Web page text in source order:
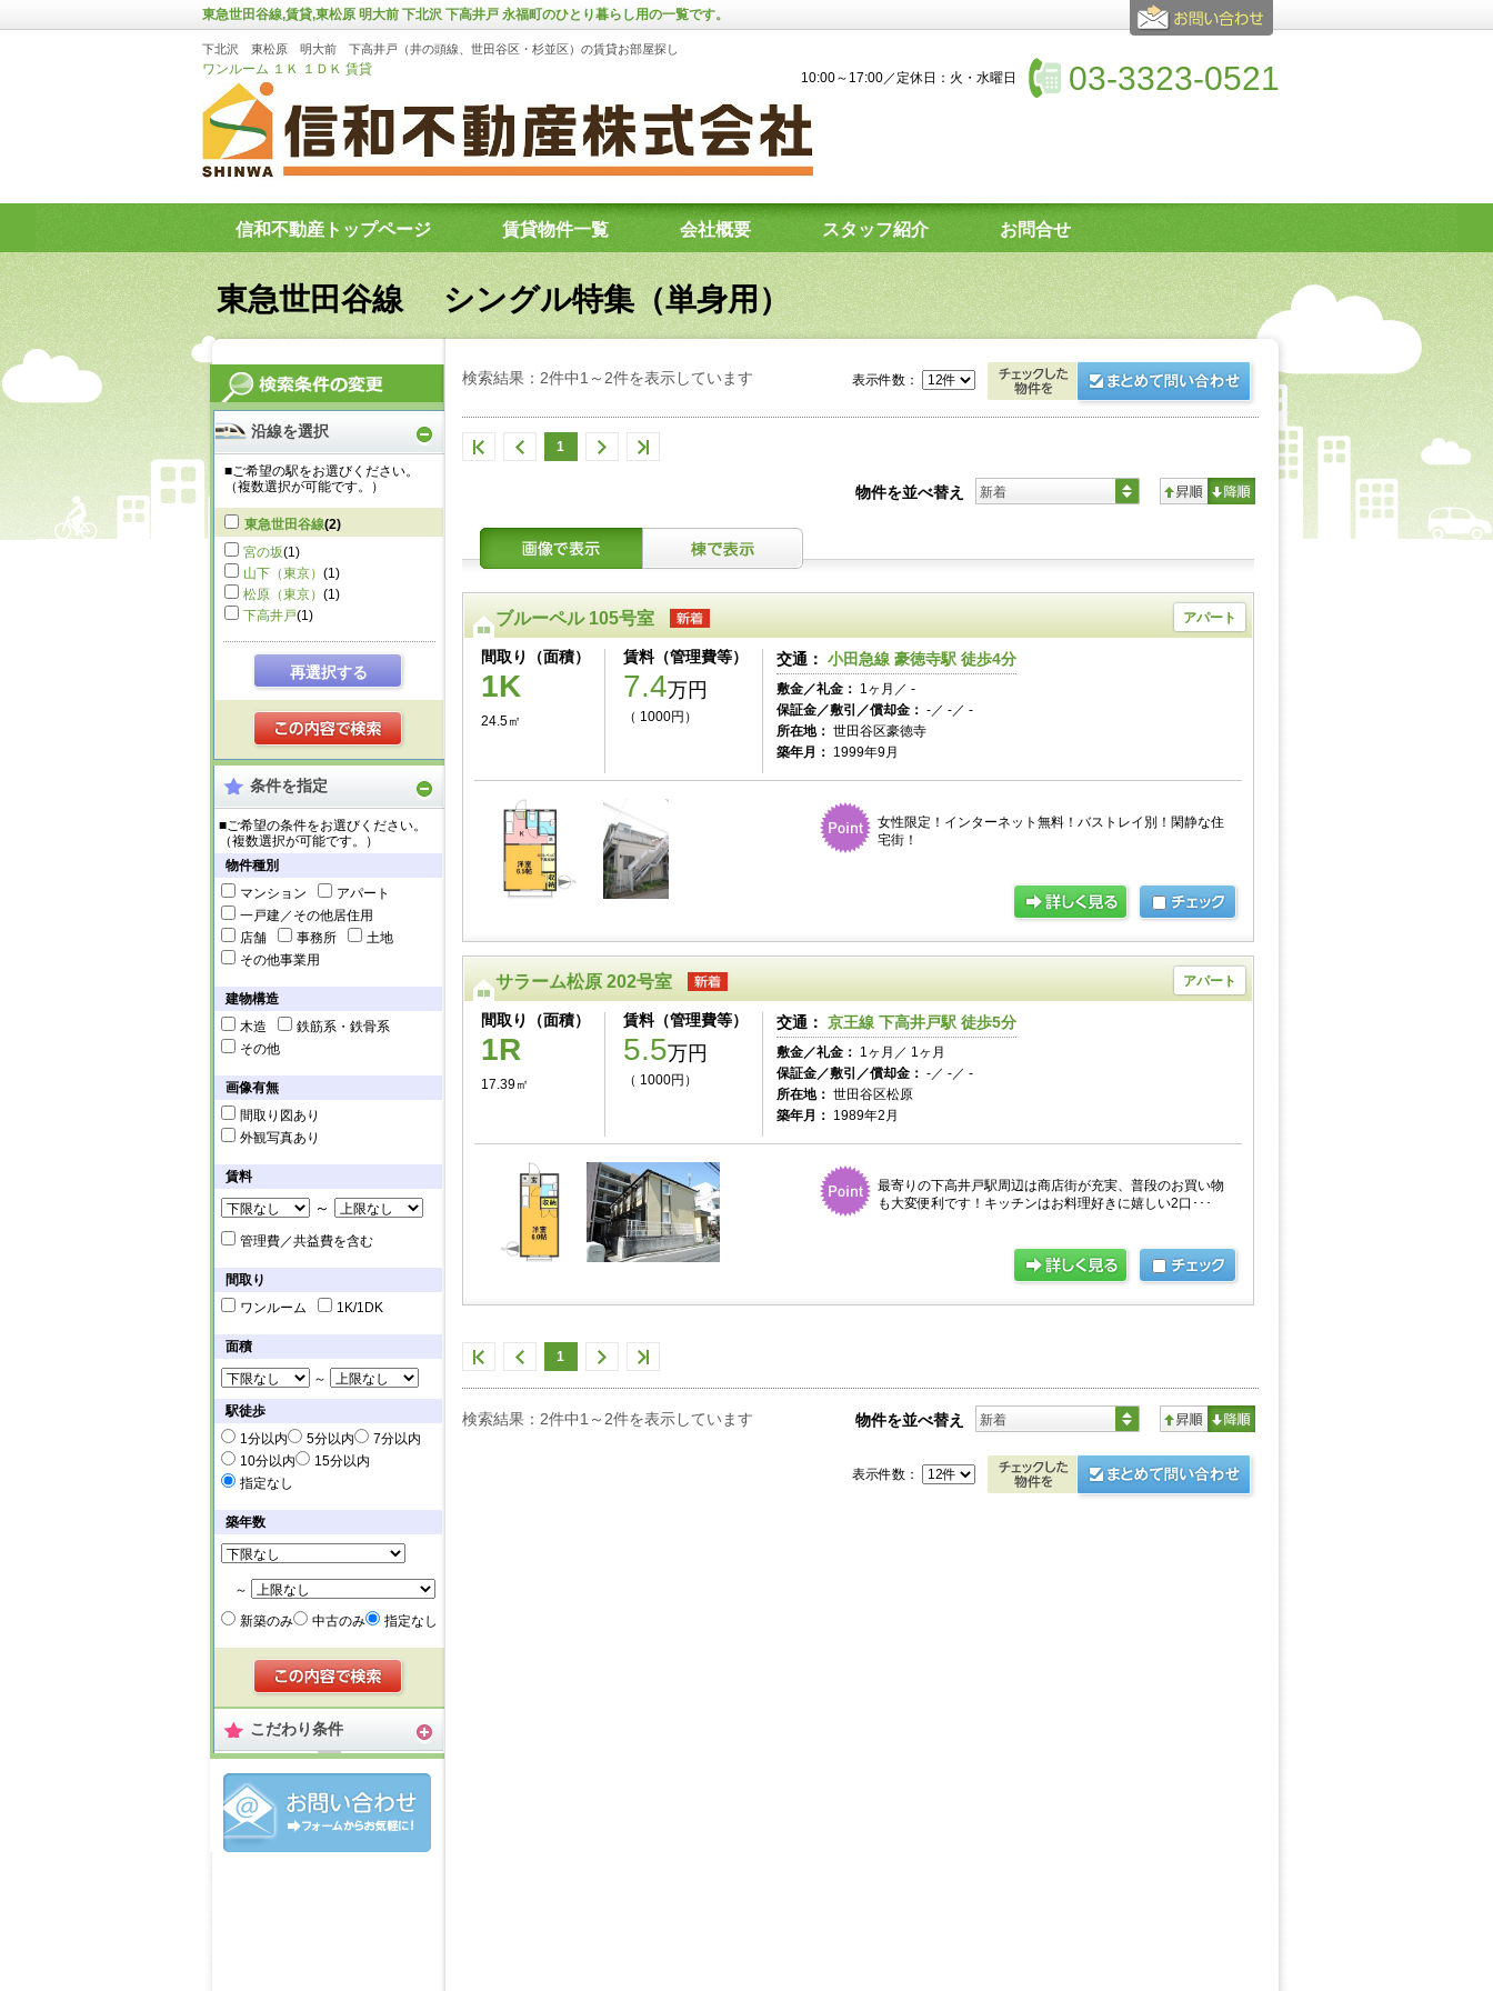
沿線を選択
■ご希望の駅をお選びください。
（複数選択が可能です。）
東急世田谷線(2)
宮の坂(1)
山下（東京） (1)
松原（東京） (1)
下高井戸(1)
再選択する
条件を指定
■ご希望の条件をお選びください。
（複数選択が可能です。）
物件種別
マンション
アパート
一戸建／その他居住用
店舗
事務所
土地
その他事業用
建物構造
木造
鉄筋系・鉄骨系
その他
画像有無
間取り図あり
外観写真あり
賃料
～
管理費／共益費を含む
間取り
ワンルーム
1K/1DK
面積
～
駅徒歩
1分以内
5分以内
7分以内
10分以内
15分以内
指定なし
築年数
～
新築のみ
中古のみ 指定なし
こだわり条件
東急世田谷線,賃貸,東松原 明大前 下北沢 下高井戸 永福町のひとり暮らし用の一覧です。
下北沢 東松原 明大前 下高井戸（井の頭線、世田谷区・杉並区）の賃貸お部屋探し
ワンルーム １Ｋ １ＤＫ 賃貸 03-3323-0521
10:00～17:00／定休日：火・水曜日
信和不動産トップページ 賃貸物件一覧 会社概要 スタッフ紹介 お問合せ
東急世田谷線 シングル特集（単身用）
検索結果：2件中1～2件を表示しています
1
表示件数：
物件を並べ替え 新着
ブルーペル 105号室 アパート
間取り（面積）
1K
24.5㎡
賃料（管理費等）
7.4万円
（ 1000円）
交通： 小田急線 豪徳寺駅 徒歩4分
敷金／礼金： 1ヶ月／ -
保証金／敷引／償却金： -／ -／ -
所在地： 世田谷区豪徳寺
築年月： 1999年9月
女性限定！インターネット無料！バストレイ別！閑静な住
宅街！
サラーム松原 202号室 アパート
間取り（面積）
1R
17.39㎡
賃料（管理費等）
5.5万円
（ 1000円）
交通： 京王線 下高井戸駅 徒歩5分
敷金／礼金： 1ヶ月／ 1ヶ月
保証金／敷引／償却金： -／ -／ -
所在地： 世田谷区松原
築年月： 1989年2月
最寄りの下高井戸駅周辺は商店街が充実、普段のお買い物
も大変便利です！キッチンはお料理好きに嬉しい2口･･･
物件を並べ替え 新着
1
表示件数：
検索結果：2件中1～2件を表示しています